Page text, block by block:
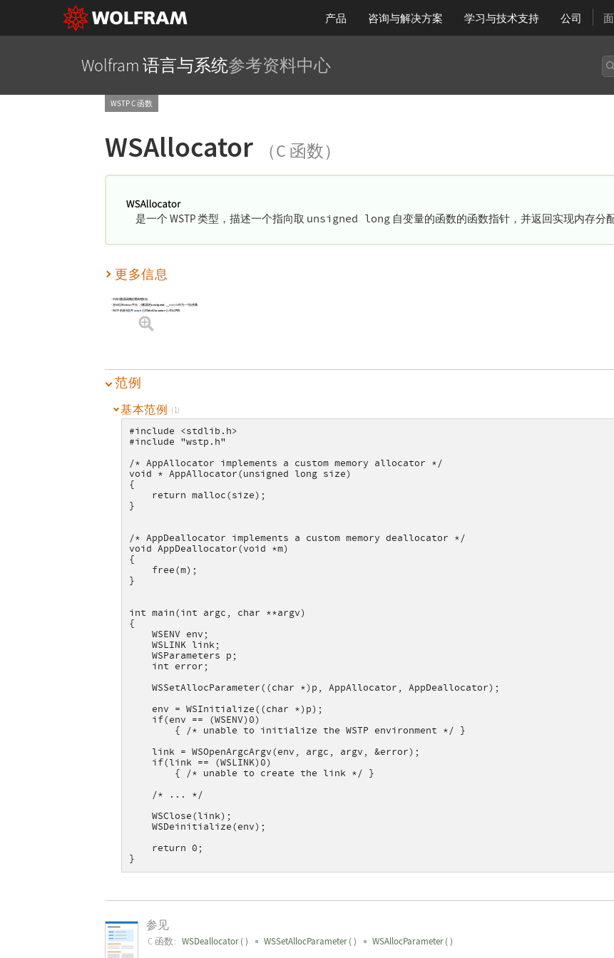
产品 咨询与解决方案 学习与技术支持 公司
Wolfram 语言与系统参考资料中心
WSTP C 函数
WSAllocator （C 函数）
是一个 WSTP 类型，描述一个指向取 unsigned long自变量的函数的函数指针，并返回实现内存分
更多信息
内存分配器函数必需线程安全.
在64位 Windows 平台，分配器把unsigned __wsint64作为一个自变量.
WSTP 的标头文件 wstp.h已对WSAllocator() 作出声明.
范例
基本范例 (1)
#include <stdlib.h>
#include "wstp.h"
/* AppAllocator implements a custom memory allocator */
void * AppAllocator(unsigned long size)
{
return malloc(size);
}
/* AppDeallocator implements a custom memory deallocator */
void AppDeallocator(void *m)
{
free(m);
}
int main(int argc, char **argv)
{
WSENV env;
WSLINK link;
WSParameters p;
int error;
WSSetAllocParameter((char *)p, AppAllocator, AppDeallocator);
env = WSInitialize((char *)p);
if(env == (WSENV)0)
{ /* unable to initialize the WSTP environment */ }
link = WSOpenArgcArgv(env, argc, argv, &error);
if(link == (WSLINK)0)
{ /* unable to create the link */ }
/* ... */
WSClose(link);
WSDeinitialize(env);
return 0;
}
参见
C 函数: WSDeallocator( ) WSSetAllocParameter( ) WSAllocParameter( )